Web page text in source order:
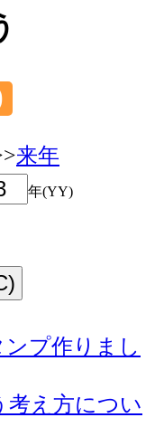
来年
年(YY)
プ作りまし
考え方につい